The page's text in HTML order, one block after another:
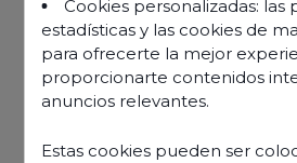
Cookies personalizadas: las
estadísticas y las cookies de
para ofrecerte la mejor
proporcionarte contenidos
anuncios relevantes.
Estas cookies pueden ser